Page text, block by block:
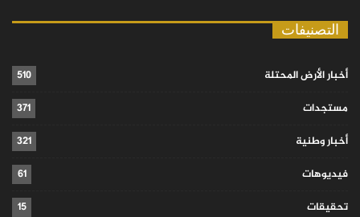
التصنيفات
أخبار الأرض المحتلة
510
مستجدات
371
أخبار وطنية
321
فيديوهات
61
تحقيقات
15